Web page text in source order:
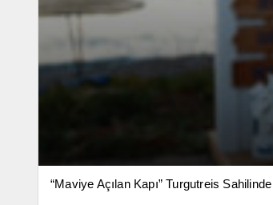
“Maviye Açılan Kapı” Turgutreis Sahilinde